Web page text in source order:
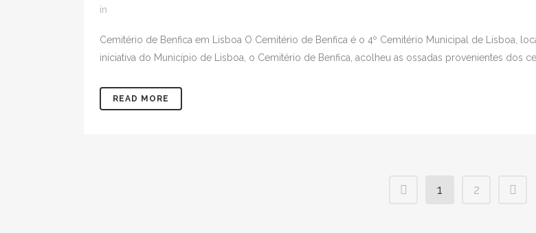
in
Cemitério de Benfica em Lisboa O Cemitério de Benfica é o 4º Cemitério Municipal de Lisboa,
iniciativa do Município de Lisboa, o Cemitério de Benfica, acolheu as ossadas provenientes dos
READ MORE
1 2